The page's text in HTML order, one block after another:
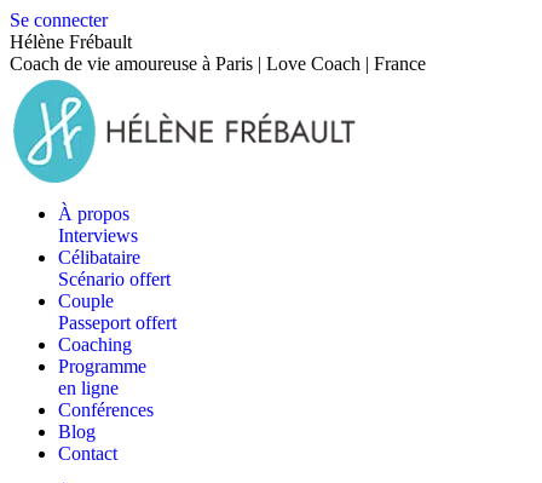
Se connecter
Hélène Frébault
Coach de vie amoureuse à Paris | Love Coach | France
À propos
Interviews
Célibataire
Scénario offert
Couple
Passeport offert
Coaching
Programme
en ligne
Conférences
Blog
Contact